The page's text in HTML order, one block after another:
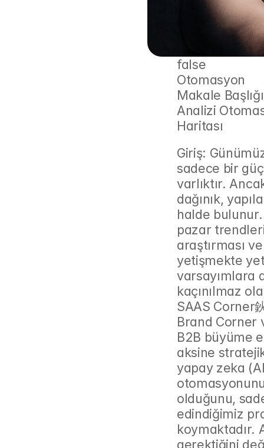
false
Otomasyon
Makale
Analizi
Haritası
Giriş:
sadece bir
varlıktır.
dağınık,
halde
pazar
araştırması
yetişmekte
varsayımlara
kaçınılmaz
SAAS Corner
Brand Corner
B2B büyüme
aksine
yapay zeka
olduğunu,
edindiğimiz
koymaktadır.
gerektiğini